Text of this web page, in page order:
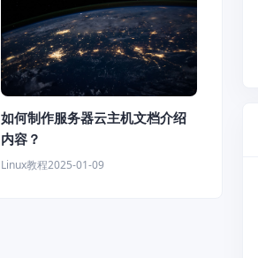
如何制作服务器云主机文档介绍
内容？
Linux教程2025-01-09